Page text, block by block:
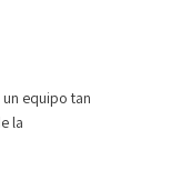
equipo tan
la